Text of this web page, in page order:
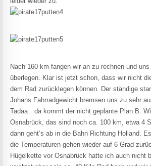
Nach 160 km fangen wir an zu rechnen und
überlegen. Klar ist jetzt schon, dass wir nicht
dem Rad zurücklegen können. Der ständige
Johans Fahrradgewicht bremsen uns zu sehr
Tadaa…da kommt der nicht geplante Plan B.
Osnabrück, das sind noch ca. 100 km, etwa 4
dann geht’s ab in die Bahn Richtung Holland.
die Temperaturen gehen wieder auf 6 Grad
Hügelkette vor Osnabrück hatte ich auch nicht